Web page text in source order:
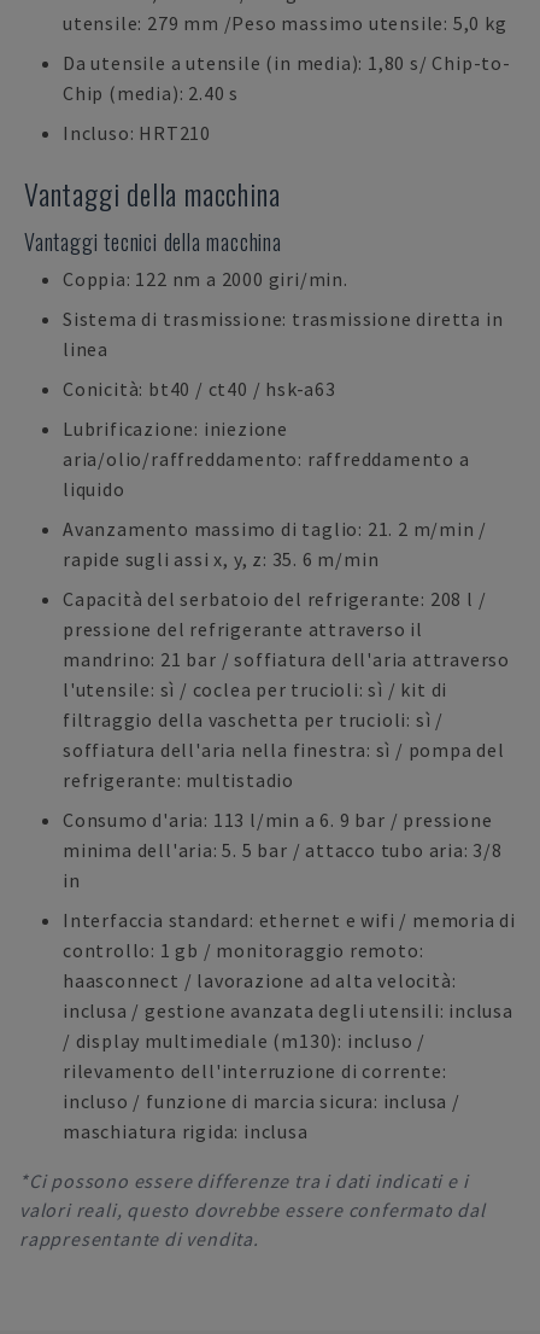
utensile: 279 mm /Peso massimo utensile: 5,0 kg
Da utensile a utensile (in media): 1,80 s/ Chip-to-
Chip (media): 2.40 s
Incluso: HRT210
Vantaggi della macchina
Vantaggi tecnici della macchina
Coppia: 122 nm a 2000 giri/min.
Sistema di trasmissione: trasmissione diretta in
linea
Conicità: bt40 / ct40 / hsk-a63
Lubrificazione: iniezione
aria/olio/raffreddamento: raffreddamento a
liquido
Avanzamento massimo di taglio: 21. 2 m/min /
rapide sugli assi x, y, z: 35. 6 m/min
Capacità del serbatoio del refrigerante: 208 l /
pressione del refrigerante attraverso il
mandrino: 21 bar / soffiatura dell'aria attraverso
l'utensile: sì / coclea per trucioli: sì / kit di
filtraggio della vaschetta per trucioli: sì /
soffiatura dell'aria nella finestra: sì / pompa del
refrigerante: multistadio
Consumo d'aria: 113 l/min a 6. 9 bar / pressione
minima dell'aria: 5. 5 bar / attacco tubo aria: 3/8
in
Interfaccia standard: ethernet e wifi / memoria di
controllo: 1 gb / monitoraggio remoto:
haasconnect / lavorazione ad alta velocità:
inclusa / gestione avanzata degli utensili: inclusa
/ display multimediale (m130): incluso /
rilevamento dell'interruzione di corrente:
incluso / funzione di marcia sicura: inclusa /
maschiatura rigida: inclusa
*Ci possono essere differenze tra i dati indicati e i
valori reali, questo dovrebbe essere confermato dal
rappresentante di vendita.